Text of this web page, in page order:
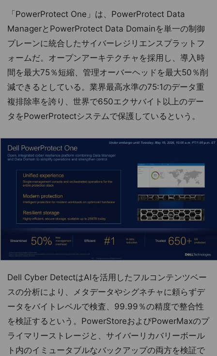
「PowerProtect One」は、PowerProtect Data
ManagerとPowerProtect Data Domainを単一の制御
プレーンに統合したサイバーレジリエンスプラットフ
ォームだ。オープンアーキテクチャを採用し、導入時
間を最大75％短縮、管理オーバーヘッドを最大50％削
減できるとしている。業界最高水準の75:1のデータ重
複排除率を誇り、世界で650エクサバイト以上のデー
タをPowerProtectシステムで保護しているという。
Dell Cyber DetectはAIを活用したフルコンテンツベー
スの分析により、メタデータやシグネチャに頼らずデ
ータをバイトレベルで検査、99.99％の精度で整合性
を検証するという。PowerStoreおよびPowerMaxのプ
ライマリーストレージと、サイバーリカバリーボール
ト内のイミュータブルなバックアップの両方を検証で